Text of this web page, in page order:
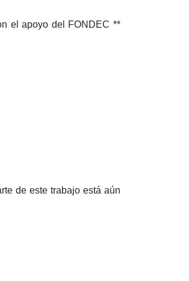
el apoyo del FONDEC **
de este trabajo está aún